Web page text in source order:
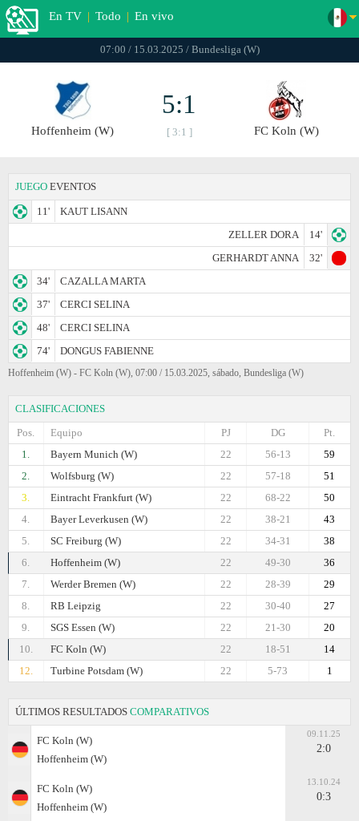
En TV | Todo | En vivo
07:00 / 15.03.2025 / Bundesliga (W)
Hoffenheim (W)
5:1
[ 3:1 ] FC Koln (W)
JUEGO EVENTOS
11'
KAUT LISANN
ZELLER DORA
14'
GERHARDT ANNA
32'
34'
CAZALLA MARTA
37'
CERCI SELINA
48'
CERCI SELINA
74'
DONGUS FABIENNE
Hoffenheim (W) - FC Koln (W), 07:00 / 15.03.2025, sábado, Bundesliga (W)
CLASIFICACIONES
Pos.
Equipo Pt.
DG
PJ
1.
Bayern Munich (W) 59
56-13
22
2.
Wolfsburg (W) 51
57-18
22
3.
Eintracht Frankfurt (W) 50
68-22
22
4.
Bayer Leverkusen (W) 43
38-21
22
5.
SC Freiburg (W) 38
34-31
22
6.
Hoffenheim (W) 36
49-30
22
7.
Werder Bremen (W) 29
28-39
22
8.
RB Leipzig 27
30-40
22
9.
SGS Essen (W) 20
21-30
22
10.
FC Koln (W) 14
18-51
22
12.
Turbine Potsdam (W) 1
5-73
22
ÚLTIMOS RESULTADOS COMPARATIVOS
FC Koln (W)
Hoffenheim (W)
09.11.25
2:0
FC Koln (W)
Hoffenheim (W)
13.10.24
0:3